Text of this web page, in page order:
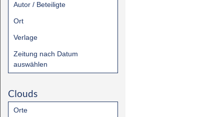
Autor / Beteiligte
Ort
Verlage
Zeitung nach Datum
auswählen
Clouds
Orte